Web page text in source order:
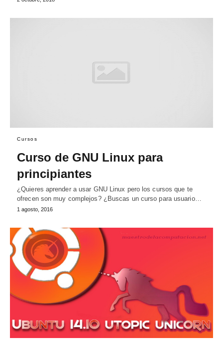
Cursos
Curso de GNU Linux para
principiantes
¿Quieres aprender a usar GNU Linux pero los cursos que te
ofrecen son muy complejos? ¿Buscas un curso para usuario…
1 agosto, 2016